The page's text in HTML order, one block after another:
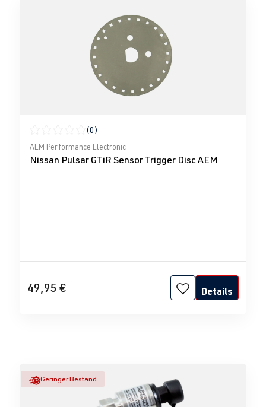
Durchschnittliche Bewertung von 0 von 5 Sternen
(0)
AEM Performance Electronic
Nissan Pulsar GTiR Sensor Trigger Disc AEM
49,95 € Details
Geringer Bestand